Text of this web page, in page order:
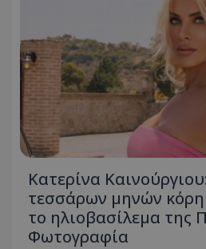
Κατερίνα
τεσσάρων μηνών
το ηλιοβασίλεμα της
Φωτογραφία